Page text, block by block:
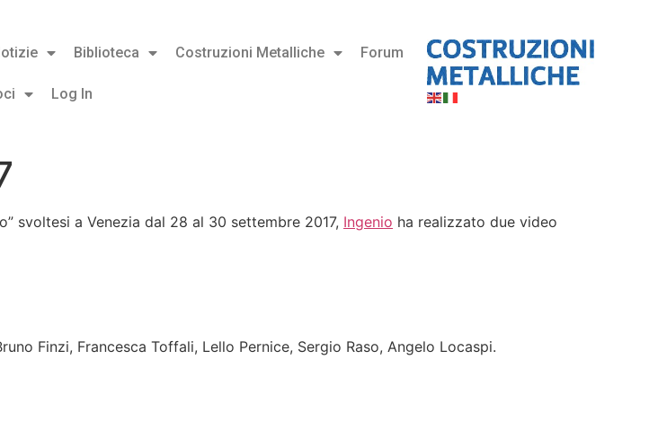
Biblioteca Costruzioni Metalliche Forum
Log In
svoltesi a Venezia dal 28 al 30 settembre 2017, Ingenio ha realizzato due video
Finzi, Francesca Toffali, Lello Pernice, Sergio Raso, Angelo Locaspi.